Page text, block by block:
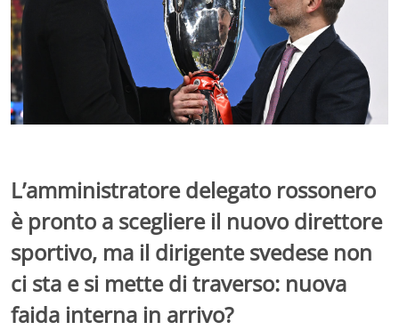
L’amministratore delegato rossonero
è pronto a scegliere il nuovo direttore
sportivo, ma il dirigente svedese non
ci sta e si mette di traverso: nuova
faida interna in arrivo?